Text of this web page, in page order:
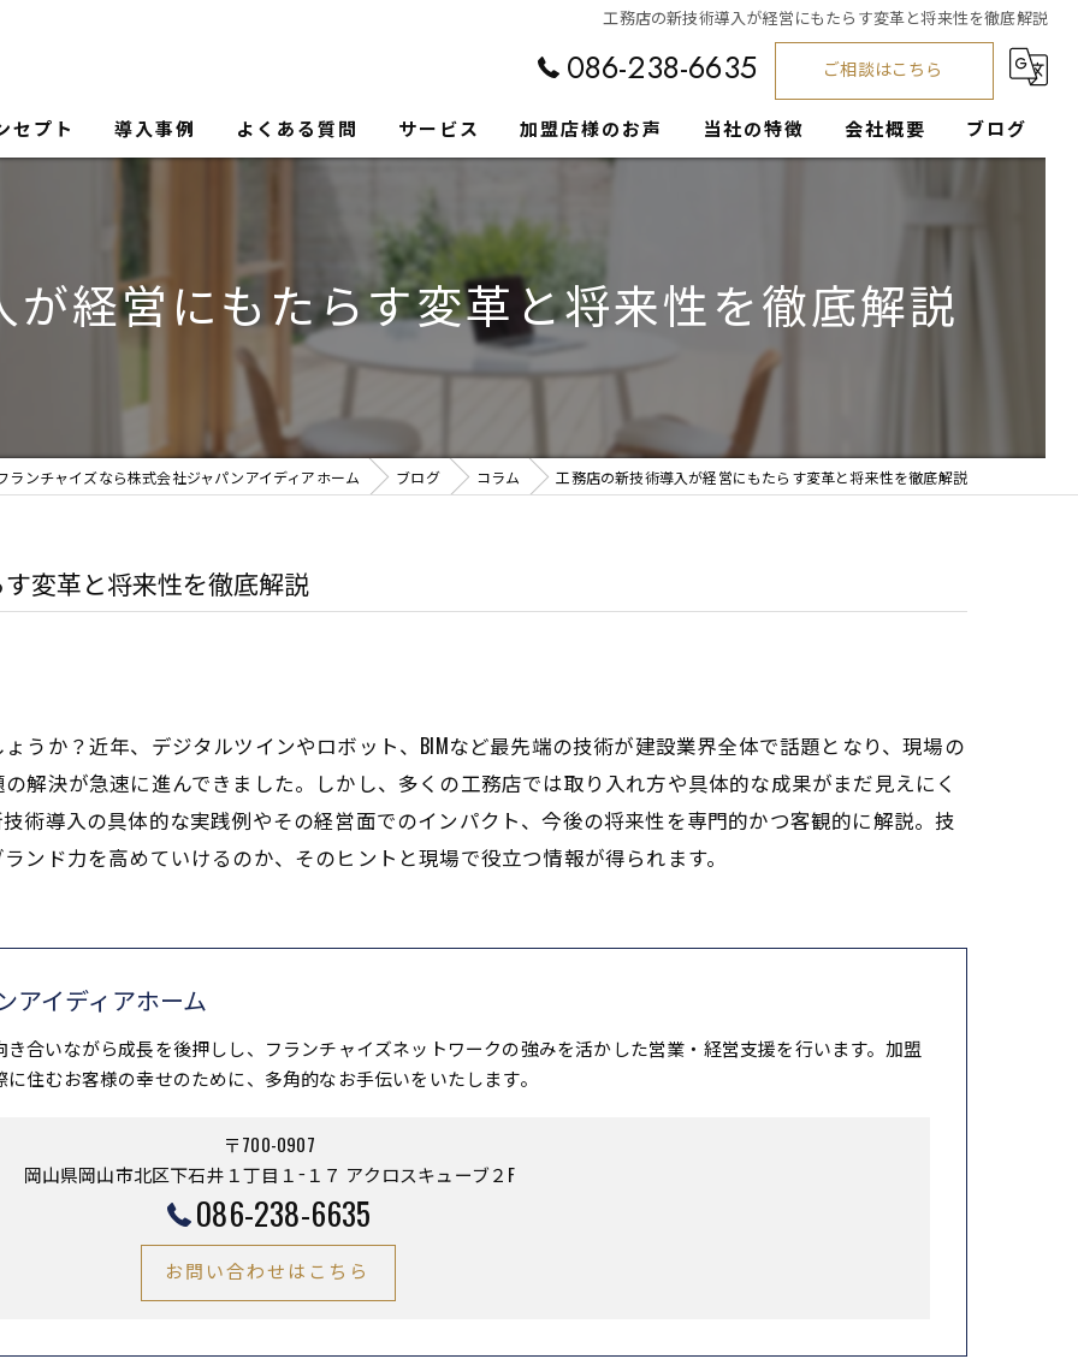
工務店の新技術導入が経営にもたらす変革と将来性を徹底解説
086-238-6635 ご相談はこちら
セプト 導入事例 よくある質問 サービス 加盟店様のお声 当社の特徴
経営サポート
注文住宅
営業
会社概要 ブログ
経営にもたらす変革と将来性を徹底解説
ランチャイズなら株式会社ジャパンアイディアホーム ブログ コラム 工務店の新技術導入が経営にもたらす変革と将来性を徹底解説
変革と将来性を徹底解説
うか？近年、デジタルツインやロボット、BIMなど最先端の技術が建設業界全体で話題となり、現場の
解決が急速に進んできました。しかし、多くの工務店では取り入れ方や具体的な成果がまだ見えにく
術導入の具体的な実践例やその経営面でのインパクト、今後の将来性を専門的かつ客観的に解説。技
ンド力を高めていけるのか、そのヒントと現場で役立つ情報が得られます。
アイディアホーム
合いながら成長を後押しし、フランチャイズネットワークの強みを活かした営業・経営支援を行います。加盟
住むお客様の幸せのために、多角的なお手伝いをいたします。
〒700-0907
岡山県岡山市北区下石井１丁目１−１７ アクロスキューブ２F
086-238-6635
お問い合わせはこちら